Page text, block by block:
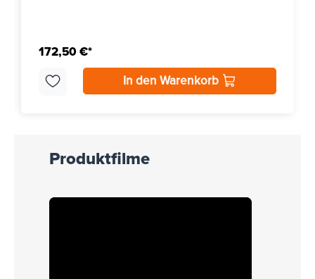
172,50 €*
In den Warenkorb
Produktfilme